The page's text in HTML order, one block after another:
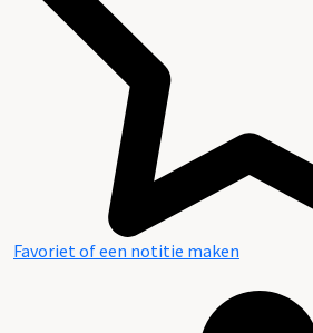
Favoriet of een notitie maken